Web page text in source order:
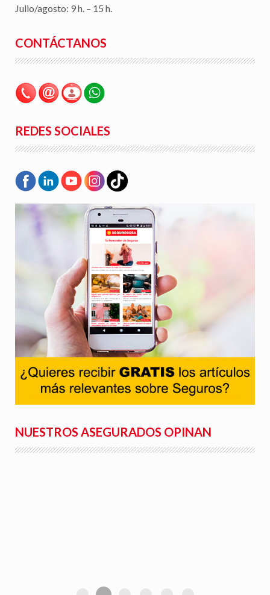
Julio/agosto: 9 h. – 15 h.
CONTÁCTANOS
REDES SOCIALES
NUESTROS ASEGURADOS OPINAN